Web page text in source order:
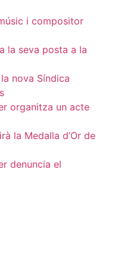
i compositor
la seva posta a la
nova Síndica
organitza un acte
la Medalla d’Or de
denuncia el